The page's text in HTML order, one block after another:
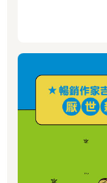
集》，散文
經兒童出版文
獎、波隆那
多種語言，在